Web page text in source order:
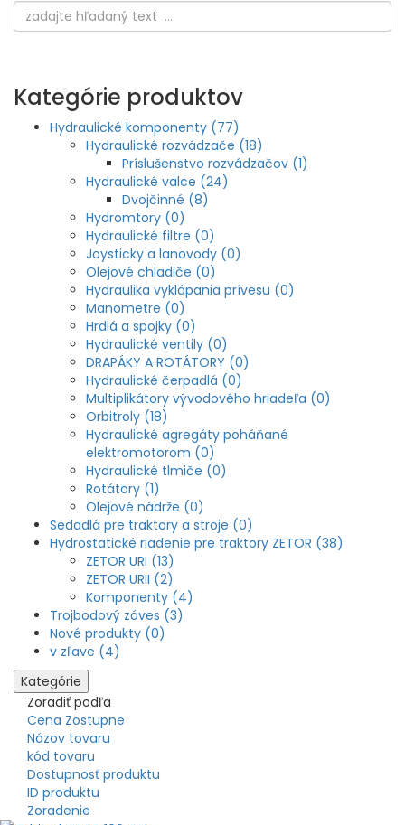
Kategórie produktov
Hydraulické komponenty (77)
Hydraulické rozvádzače (18)
Príslušenstvo rozvádzačov (1)
Hydraulické valce (24)
Dvojčinné (8)
Hydromtory (0)
Hydraulické filtre (0)
Joysticky a lanovody (0)
Olejové chladiče (0)
Hydraulika vyklápania prívesu (0)
Manometre (0)
Hrdlá a spojky (0)
Hydraulické ventily (0)
DRAPÁKY A ROTÁTORY (0)
Hydraulické čerpadlá (0)
Multiplikátory vývodového hriadeľa (0)
Orbitroly (18)
Hydraulické agregáty poháňané
elektromotorom (0)
Hydraulické tlmiče (0)
Rotátory (1)
Olejové nádrže (0)
Sedadlá pre traktory a stroje (0)
Hydrostatické riadenie pre traktory ZETOR (38)
ZETOR URI (13)
ZETOR URII (2)
Komponenty (4)
Trojbodový záves (3)
Nové produkty (0)
v zľave (4)
Kategórie
Zoradiť podľa
Cena Zostupne
Názov tovaru
kód tovaru
Dostupnosť produktu
ID produktu
Zoradenie